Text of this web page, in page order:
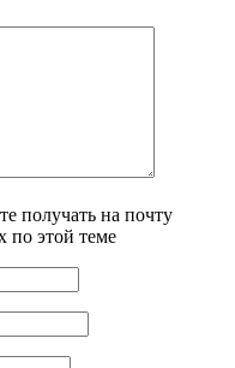
получать на почту
по этой теме